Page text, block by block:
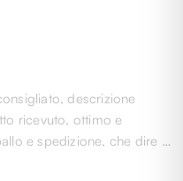
descrizione
ricevuto, ottimo e
e spedizione, che dire …